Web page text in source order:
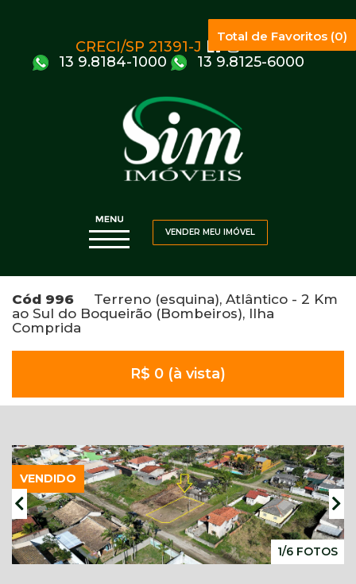
CRECI/SP 21391-J
13 9.8184-1000
13 9.8125-6000
Total de Favoritos (0)
VENDER MEU IMÓVEL
Cód 996 Terreno (esquina), Atlântico - 2 Km
ao Sul do Boqueirão (Bombeiros), Ilha
Comprida
R$ 0 (à vista)
VENDIDO
1/6 FOTOS